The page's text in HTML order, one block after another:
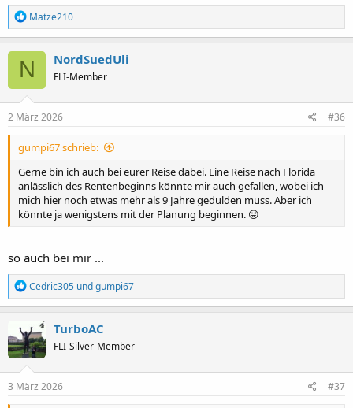
R
e
a
k
i
o
n
e
Matze210
N NordSuedUli
FLI-Member
2 März 2026 #36
gumpi67 schrieb:
Gerne bin ich auch bei eurer Reise dabei. Eine Reise nach Florida
anlässlich des Rentenbeginns könnte mir auch gefallen, wobei ich
mich hier noch etwas mehr als 9 Jahre gedulden muss. Aber ich
könnte ja wenigstens mit der Planung beginnen. 😜
so auch bei mir ...
R
e
a
t
i
o
n
e
Cedric305 undgumpi67
TurboAC
FLI-Silver-Member
3 März 2026 #37